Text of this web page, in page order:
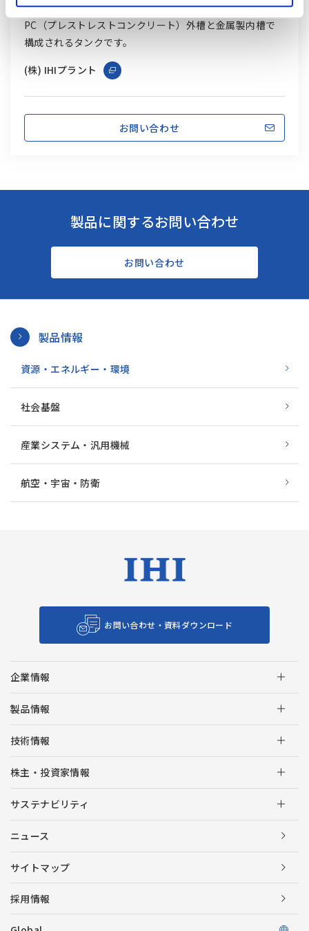
PC（プレストレストコンクリート）外槽と金属製内槽で
構成されるタンクです。
(株) IHIプラント
お問い合わせ
製品に関するお問い合わせ
お問い合わせ
製品情報
資源・エネルギー・環境
社会基盤
産業システム・汎用機械
航空・宇宙・防衛
お問い合わせ・資料ダウンロード
企業情報
製品情報
技術情報
株主・投資家情報
サステナビリティ
ニュース
サイトマップ
採用情報